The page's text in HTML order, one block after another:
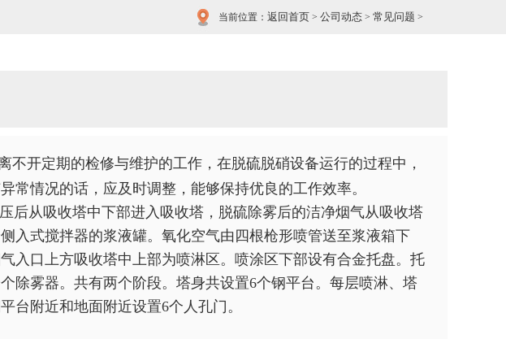
当前位置： 返回首页 > 公司动态 > 常见问题 >
不开定期的检修与维护的工作，在脱硫脱硝设备运行的过程中，
常情况的话，应及时调整，能够保持优良的工作效率。
后从吸收塔中下部进入吸收塔，脱硫除雾后的洁净烟气从吸收塔
入式搅拌器的浆液罐。氧化空气由四根枪形喷管送至浆液箱下
入口上方吸收塔中上部为喷淋区。喷涂区下部设有合金托盘。托
除雾器。共有两个阶段。塔身共设置6个钢平台。每层喷淋、塔
台附近和地面附近设置6个人孔门。